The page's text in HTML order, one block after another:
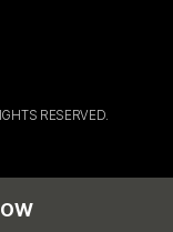
RESERVED.